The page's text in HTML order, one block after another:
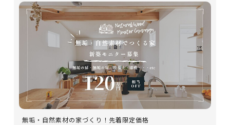
無垢・自然素材の家づくり！先着限定価格